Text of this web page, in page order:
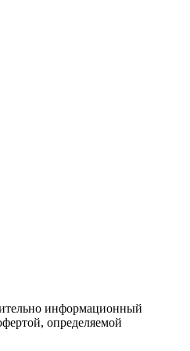
информационный
определяемой